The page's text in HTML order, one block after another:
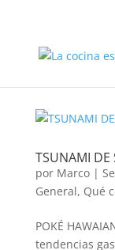
TSUNAMI DE
por Marco|
General, Qué
POKÉ
tendencias